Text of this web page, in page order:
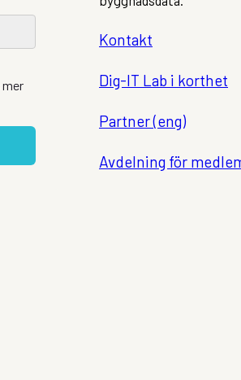
Kontakt
Dig-IT Lab i korthet
Partner (eng)
Avdelning för